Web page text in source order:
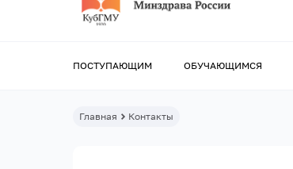
ПОСТУПАЮЩИМ ОБУЧАЮЩИМСЯ
Главная Контакты